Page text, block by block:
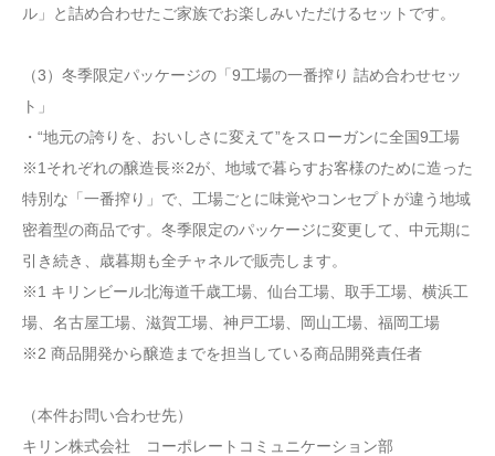
ル」と詰め合わせたご家族でお楽しみいただけるセットです。
（3）冬季限定パッケージの「9工場の一番搾り 詰め合わせセッ
ト」
・“地元の誇りを、おいしさに変えて”をスローガンに全国9工場
※1それぞれの醸造長※2が、地域で暮らすお客様のために造った
特別な「一番搾り」で、工場ごとに味覚やコンセプトが違う地域
密着型の商品です。冬季限定のパッケージに変更して、中元期に
引き続き、歳暮期も全チャネルで販売します。
※1 キリンビール北海道千歳工場、仙台工場、取手工場、横浜工
場、名古屋工場、滋賀工場、神戸工場、岡山工場、福岡工場
※2 商品開発から醸造までを担当している商品開発責任者
（本件お問い合わせ先）
キリン株式会社 コーポレートコミュニケーション部